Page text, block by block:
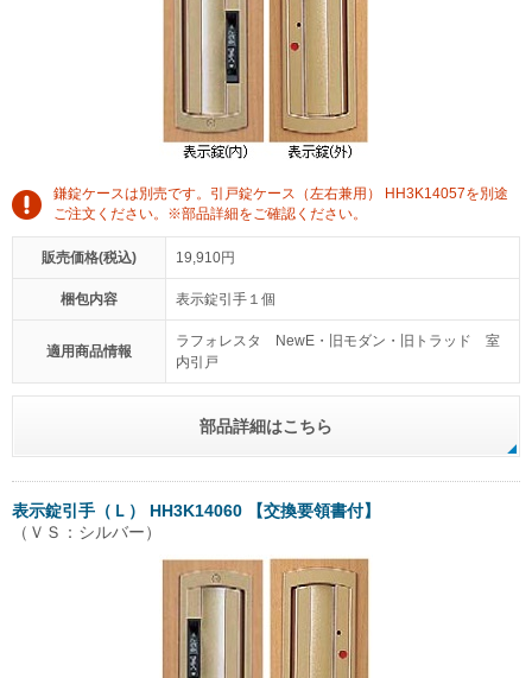
鎌錠ケースは別売です。引戸錠ケース（左右兼用） HH3K14057を別途
ご注文ください。※部品詳細をご確認ください。
販売価格(税込) 19,910円
梱包内容 表示錠引手１個
適用商品情報
ラフォレスタ NewE・旧モダン・旧トラッド 室
内引戸
部品詳細はこちら
表示錠引手（Ｌ） HH3K14060 【交換要領書付】
（ＶＳ：シルバー）